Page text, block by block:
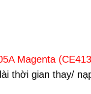
Magenta
thời gian thay/